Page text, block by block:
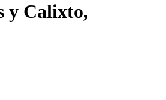
y Calixto,